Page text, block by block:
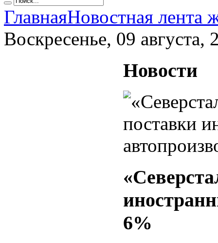
ГлавнаяНовостная лента
Воскресенье, 09 августа,
Новости
6%